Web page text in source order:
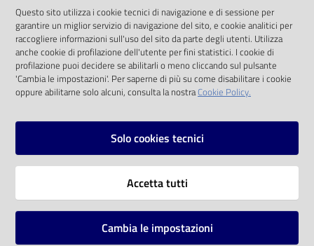
Eventi
Chiedi al
bibliotecario
Avvisi
solo alle condizioni previste dalla direttiva
comunitaria 2003/98/CE e dal d.lgs. 36/2006
SOCIAL
Instagram
Vai alla pagina
Questo sito utilizza i cookie tecnici di navigazione e di sessione per
garantire un miglior servizio di navigazione del sito, e cookie analitici per
raccogliere informazioni sull'uso del sito da parte degli utenti. Utilizza
anche cookie di profilazione dell'utente per fini statistici. I cookie di
profilazione puoi decidere se abilitarli o meno cliccando sul pulsante
'Cambia le impostazioni'. Per saperne di più su come disabilitare i cookie
oppure abilitarne solo alcuni, consulta la nostraCookie Policy.
Solo cookies tecnici
Accetta tutti
Cambia le impostazioni